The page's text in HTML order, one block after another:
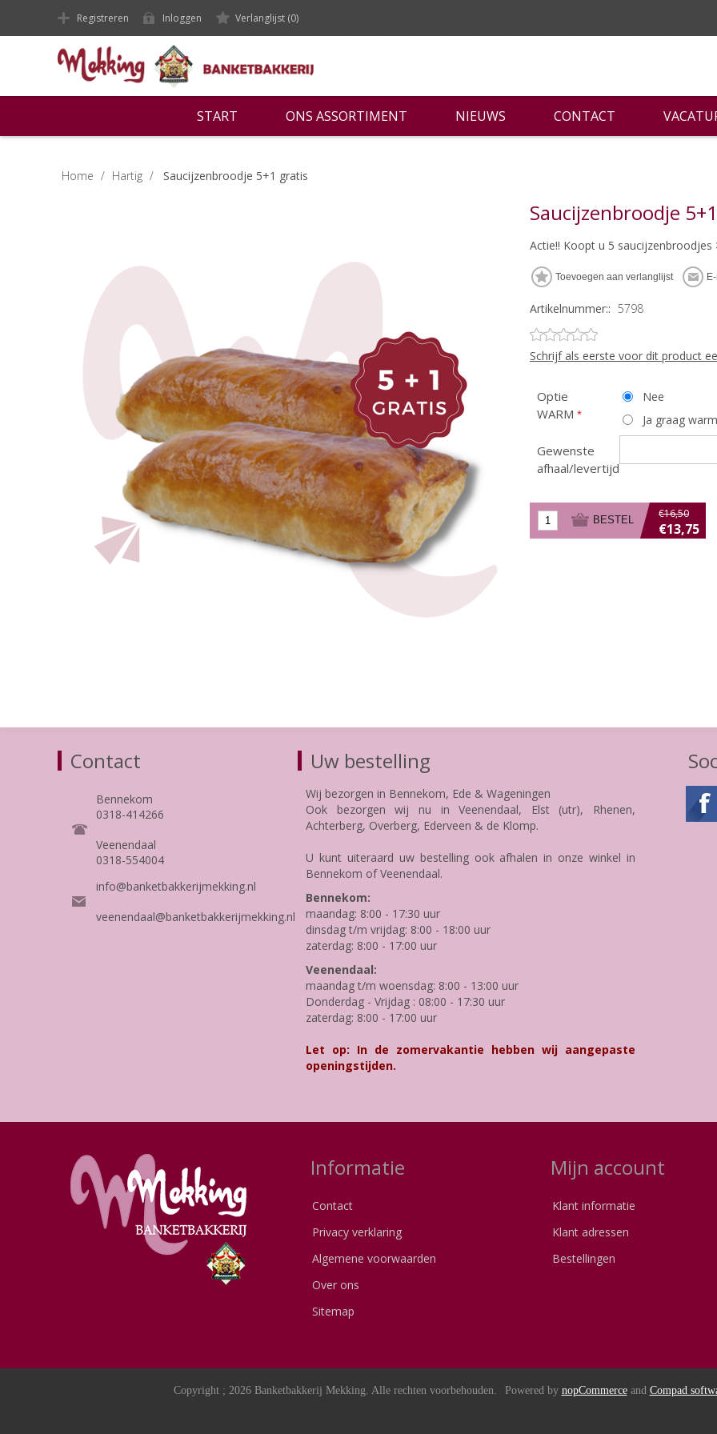
Registreren Inloggen Verlanglijst (0)
START ONS ASSORTIMENT NIEUWS CONTACT
Home / Hartig / Saucijzenbroodje 5+1 gratis
Saucijzenbroodje
Actie!! Koopt u 5
Artikelnummer:: 5798
Schrijf als eerste voor dit product
Optie
WARM *
Nee
Ja graag
Gewenste
afhaal/levertijd
€16,50
€13,75
Contact
Bennekom
0318-414266
Veenendaal
0318-554004
info@banketbakkerijmekking.nl
veenendaal@banketbakkerijmekking.nl
Uw bestelling
Wij bezorgen in Bennekom, Ede & Wageningen
Ook bezorgen wij nu in Veenendaal, Elst (utr), Rhenen,
Achterberg, Overberg, Ederveen & de Klomp.
U kunt uiteraard uw bestelling ook afhalen in onze winkel in
Bennekom of Veenendaal.
Bennekom:
maandag: 8:00 - 17:30 uur
dinsdag t/m vrijdag: 8:00 - 18:00 uur
zaterdag: 8:00 - 17:00 uur
Veenendaal:
maandag t/m woensdag: 8:00 - 13:00 uur
Donderdag - Vrijdag : 08:00 - 17:30 uur
zaterdag: 8:00 - 17:00 uur
Let op: In de zomervakantie hebben wij aangepaste
openingstijden.
Informatie
Contact
Privacy verklaring
Algemene voorwaarden
Over ons
Sitemap
Mijn account
Klant informatie
Klant adressen
Bestellingen
Copyright ; 2026 Banketbakkerij Mekking. Alle rechten voorbehouden. Powered by nopCommerceand Compad